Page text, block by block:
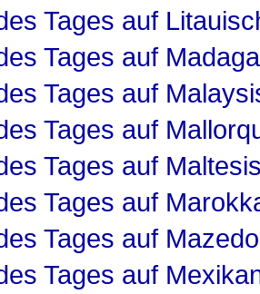
Tages auf
Tages auf
Tages auf
Tages auf
Tages auf
Tages auf
Tages auf
Tages auf